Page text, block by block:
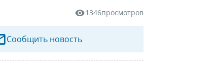
1346просмотров
Сообщить новость